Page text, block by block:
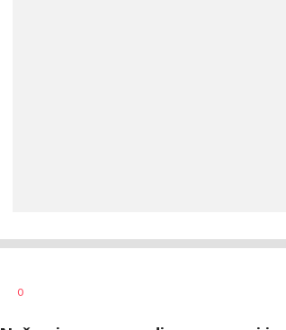
AUTOR
0